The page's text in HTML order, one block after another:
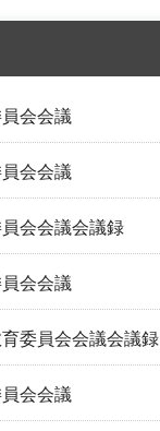
会会議
会会議
会会議会議録
会会議
委員会会議会議録
会会議